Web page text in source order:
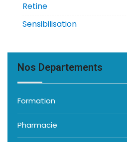
Retine
Sensibilisation
Nos Departements
Formation
Pharmacie